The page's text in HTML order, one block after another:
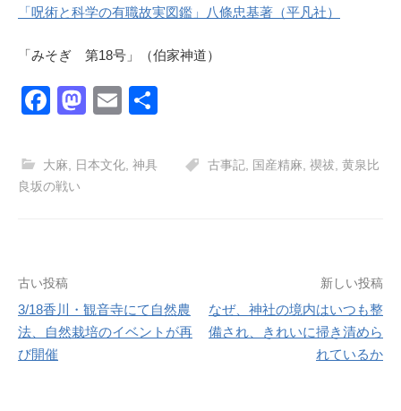
「呪術と科学の有職故実図鑑」八條忠基著（平凡社）
「みそぎ 第18号」（伯家神道）
F
c
e
o
k
M
st
E
ail
大麻 日本文化 神具 古事記 国産精麻 禊祓 黄泉比
良坂の戦い
投
稿
ナ
古い投稿
3/18香川・観音寺にて自然農
法、自然栽培のイベントが再
び開催
新しい投稿
なぜ、神社の境内はいつも整
備され、きれいに掃き清めら
れているか